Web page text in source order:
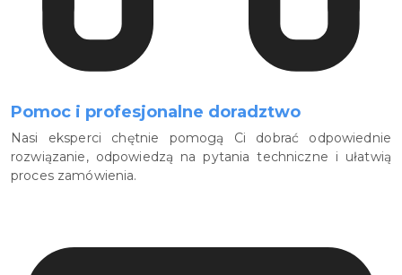
Pomoc i profesjonalne doradztwo
Nasi eksperci chętnie pomogą Ci dobrać odpowiednie
rozwiązanie, odpowiedzą na pytania techniczne i ułatwią
proces zamówienia.